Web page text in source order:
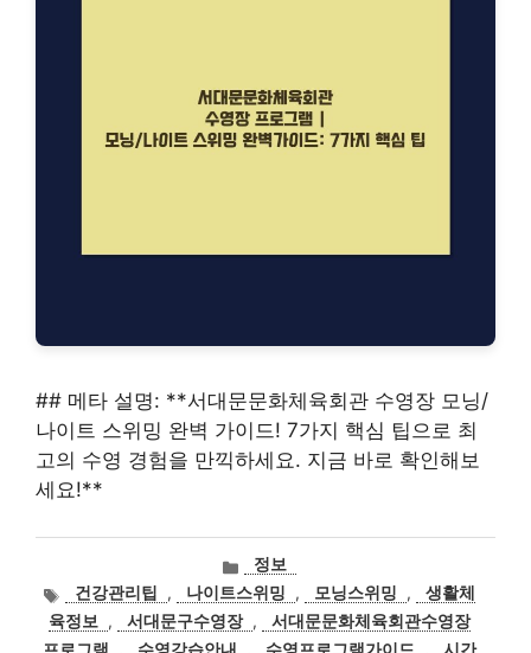
## 메타 설명: **서대문문화체육회관 수영장 모닝/
나이트 스위밍 완벽 가이드! 7가지 핵심 팁으로 최
고의 수영 경험을 만끽하세요. 지금 바로 확인해보
세요!**
카
테
고
리
정보
태
그
건강관리팁 , 나이트스위밍 , 모닝스위밍 ,
생활체
육정보
, 서대문구수영장 ,
서대문문화체육회관수영장